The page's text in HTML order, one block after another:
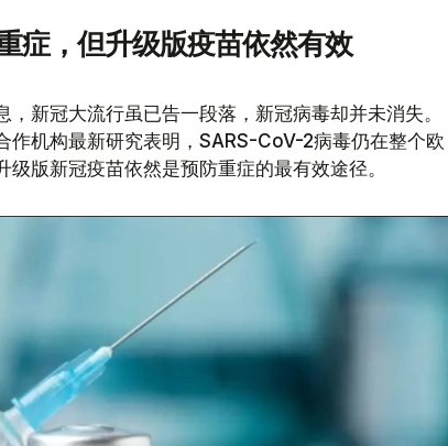
症，但升级版疫苗依然有效
，新冠大流行虽已告一段落，新冠病毒却并未消失。
作机构最新研究表明，SARS-CoV-2病毒仍在整个欧
版新冠疫苗依然是预防重症的最有效途径。